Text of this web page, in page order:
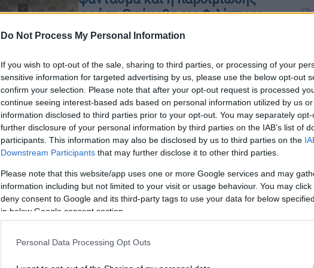
Do Not Process My Personal Information
If you wish to opt-out of the sale, sharing to third parties, or processing of your
sensitive information for targeted advertising by us, please use the below opt-out
confirm your selection. Please note that after your opt-out request is processed
continue seeing interest-based ads based on personal information utilized by us
information disclosed to third parties prior to your opt-out. You may separately
further disclosure of your personal information by third parties on the IAB’s list of
participants. This information may also be disclosed by us to third parties on the
Downstream Participants that may further disclose it to other third parties.
Please note that this website/app uses one or more Google services and may
information including but not limited to your visit or usage behaviour. You may
deny consent to Google and its third-party tags to use your data for below
in below Google consent section.
Personal Data Processing Opt Outs
φράση Οψόμεθα εις Φιλίππους
Η Μάχη των Φιλίππων ήταν μία από
εμφυλίων πολέμων, με τη συμμετοχή
πάνω από 200.000 στρατιωτών!
Σαν Σήμερα|15.03.2025 00:00
Πώς η αλαζονεία και η υπέρμετρη
αυτοπεποίθηση σκότωσαν τον
Ιούλιο Καίσαρα
Ο Καίσαρ αδιαφόρησε για προφητείες
και κακούς οιωνούς.